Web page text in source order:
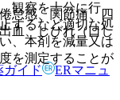
怠感、関節痛、四
血、しびれ（口し
観察を十分に行
するなど適切な処
、本剤を減量又は
を測定することが
ガイド
ERマニュ